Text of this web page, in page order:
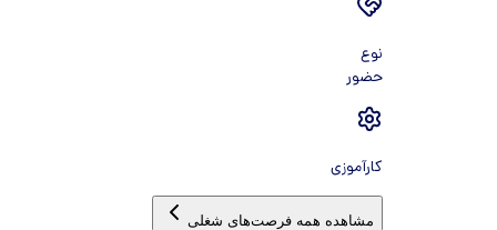
نوع
حضور
کارآموزی
مشاهده همه فرصت‌های شغلی